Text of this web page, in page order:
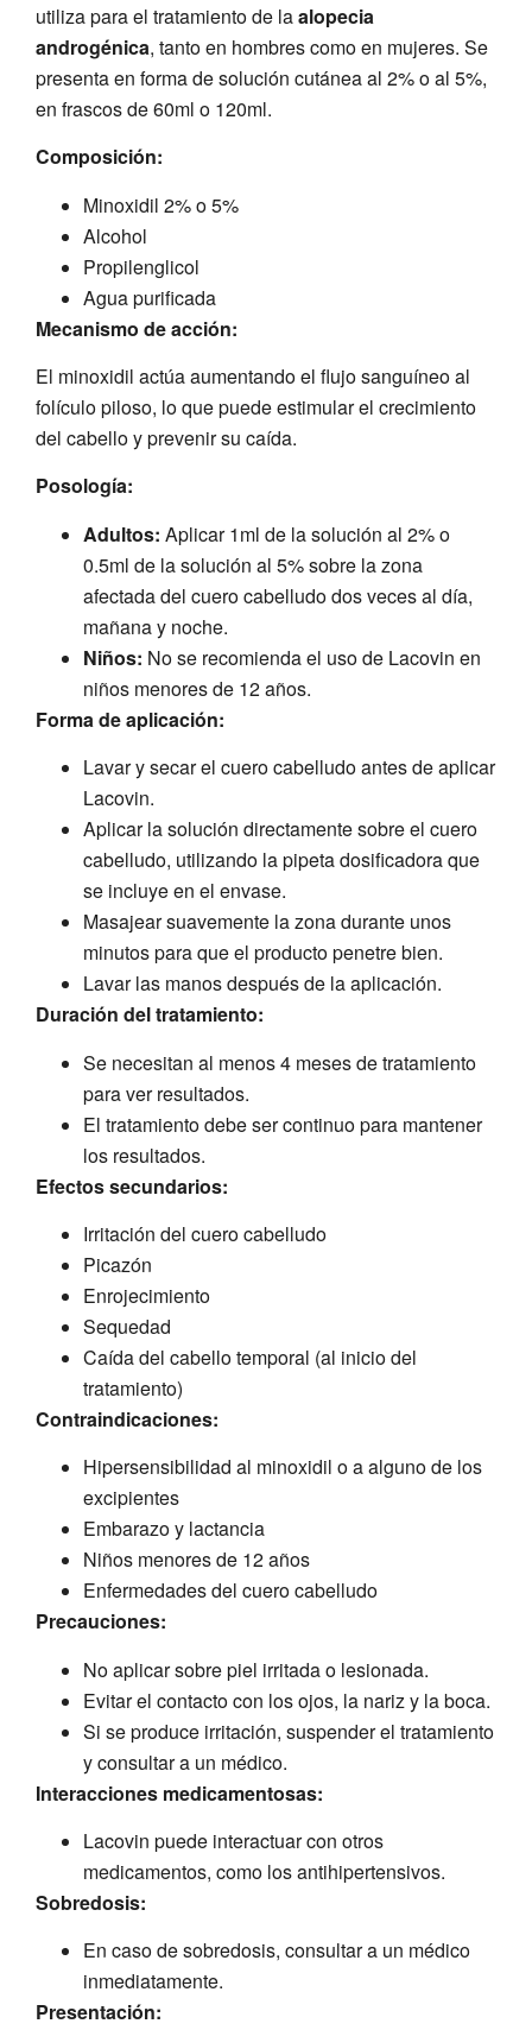
utiliza para el tratamiento de laalopecia
androgénica, tanto en hombres como en mujeres. Se
presenta en forma de solución cutánea al 2% o al 5%,
en frascos de 60ml o 120ml.
Composición:
Minoxidil 2% o 5%
Alcohol
Propilenglicol
Agua purificada
Mecanismo de acción:
El minoxidil actúa aumentando el flujo sanguíneo al
folículo piloso, lo que puede estimular el crecimiento
del cabello y prevenir su caída.
Posología:
Adultos: Aplicar 1ml de la solución al 2% o
0.5ml de la solución al 5% sobre la zona
afectada del cuero cabelludo dos veces al día,
mañana y noche.
Niños: No se recomienda el uso de Lacovin en
niños menores de 12 años.
Forma de aplicación:
Lavar y secar el cuero cabelludo antes de aplicar
Lacovin.
Aplicar la solución directamente sobre el cuero
cabelludo, utilizando la pipeta dosificadora que
se incluye en el envase.
Masajear suavemente la zona durante unos
minutos para que el producto penetre bien.
Lavar las manos después de la aplicación.
Duración del tratamiento:
Se necesitan al menos 4 meses de tratamiento
para ver resultados.
El tratamiento debe ser continuo para mantener
los resultados.
Efectos secundarios:
Irritación del cuero cabelludo
Picazón
Enrojecimiento
Sequedad
Caída del cabello temporal (al inicio del
tratamiento)
Contraindicaciones:
Hipersensibilidad al minoxidil o a alguno de los
excipientes
Embarazo y lactancia
Niños menores de 12 años
Enfermedades del cuero cabelludo
Precauciones:
No aplicar sobre piel irritada o lesionada.
Evitar el contacto con los ojos, la nariz y la boca.
Si se produce irritación, suspender el tratamiento
y consultar a un médico.
Interacciones medicamentosas:
Lacovin puede interactuar con otros
medicamentos, como los antihipertensivos.
Sobredosis:
En caso de sobredosis, consultar a un médico
inmediatamente.
Presentación: